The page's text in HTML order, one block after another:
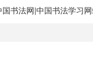
书法网|中国书法学习